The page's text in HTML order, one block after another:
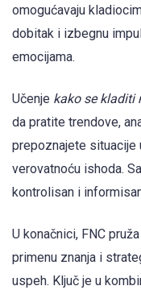
omogućavaju
dobitak i izbegnu
emocijama.
Učenje kako se kladiti
da pratite trendove,
prepoznajete situacije
verovatnoću ishoda.
kontrolisan i
U konačnici, FNC
primenu znanja i
uspeh. Ključ je u